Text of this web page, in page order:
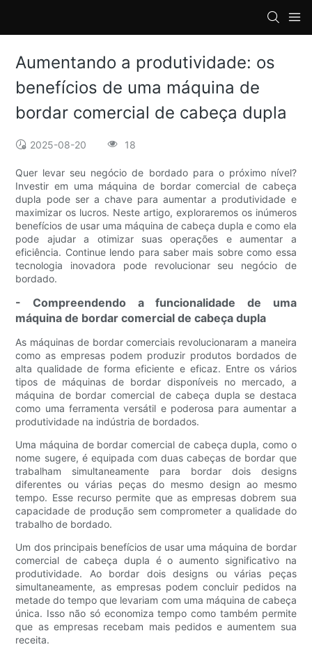
Aumentando a produtividade: os
benefícios de uma máquina de
bordar comercial de cabeça dupla
2025-08-20 18
Quer levar seu negócio de bordado para o próximo nível?
Investir em uma máquina de bordar comercial de cabeça
dupla pode ser a chave para aumentar a produtividade e
maximizar os lucros. Neste artigo, exploraremos os inúmeros
benefícios de usar uma máquina de cabeça dupla e como ela
pode ajudar a otimizar suas operações e aumentar a
eficiência. Continue lendo para saber mais sobre como essa
tecnologia inovadora pode revolucionar seu negócio de
bordado.
- Compreendendo a funcionalidade de uma
máquina de bordar comercial de cabeça dupla
As máquinas de bordar comerciais revolucionaram a maneira
como as empresas podem produzir produtos bordados de
alta qualidade de forma eficiente e eficaz. Entre os vários
tipos de máquinas de bordar disponíveis no mercado, a
máquina de bordar comercial de cabeça dupla se destaca
como uma ferramenta versátil e poderosa para aumentar a
produtividade na indústria de bordados.
Uma máquina de bordar comercial de cabeça dupla, como o
nome sugere, é equipada com duas cabeças de bordar que
trabalham simultaneamente para bordar dois designs
diferentes ou várias peças do mesmo design ao mesmo
tempo. Esse recurso permite que as empresas dobrem sua
capacidade de produção sem comprometer a qualidade do
trabalho de bordado.
Um dos principais benefícios de usar uma máquina de bordar
comercial de cabeça dupla é o aumento significativo na
produtividade. Ao bordar dois designs ou várias peças
simultaneamente, as empresas podem concluir pedidos na
metade do tempo que levariam com uma máquina de cabeça
única. Isso não só economiza tempo como também permite
que as empresas recebam mais pedidos e aumentem sua
receita.